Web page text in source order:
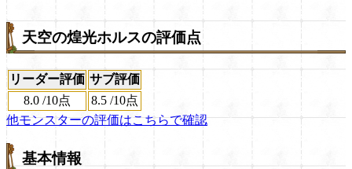
天空の煌光ホルスの評価点
リーダー評価 サブ評価
8.0 /10点 8.5 /10点
他モンスターの評価はこちらで確認
基本情報